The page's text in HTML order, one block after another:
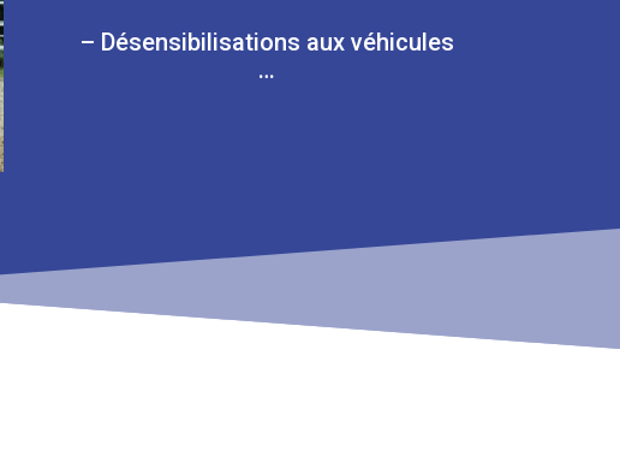
– Désensibilisations aux véhicules
…